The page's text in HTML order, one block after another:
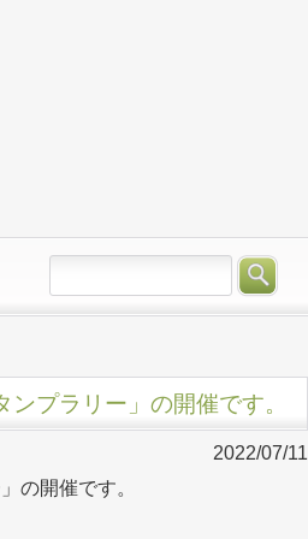
プラリー」の開催です。
2022/07/11
の開催です。